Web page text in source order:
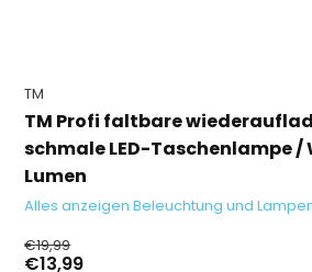
TM
TM Profi faltbare
schmale LED-Taschenlampe
Lumen
Alles anzeigen Beleuchtung und
€19,99
€13,99